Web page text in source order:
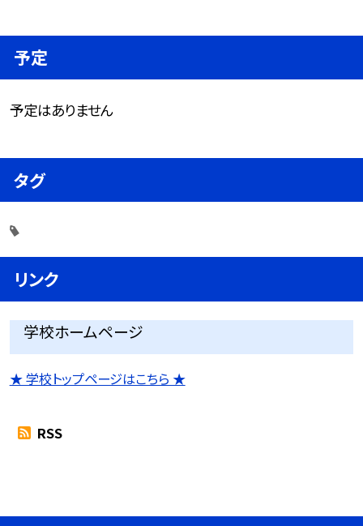
予定
予定はありません
タグ
リンク
学校ホームページ
★ 学校トップページはこちら ★
RSS